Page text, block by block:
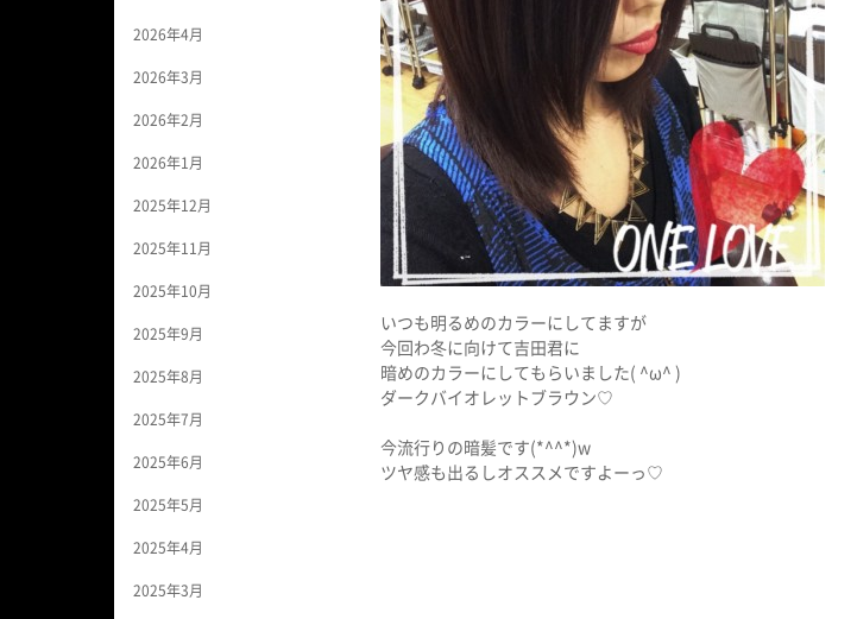
2026年4月
2026年3月
2026年2月
2026年1月
2025年12月
2025年11月
2025年10月
2025年9月
2025年8月
2025年7月
2025年6月
2025年5月
2025年4月
2025年3月
いつも明るめのカラーにしてますが
今回わ冬に向けて吉田君に
暗めのカラーにしてもらいました( ^ω^ )
ダークバイオレットブラウン♡
今流行りの暗髪です(*^^*)w
ツヤ感も出るしオススメですよーっ♡